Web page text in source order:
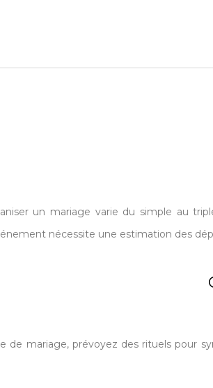
un mariage varie du simple au
nécessite une estimation des
de mariage, prévoyez des rituels pour